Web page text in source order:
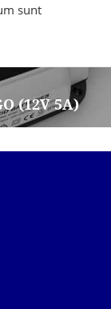
sunt
(12V 5A)